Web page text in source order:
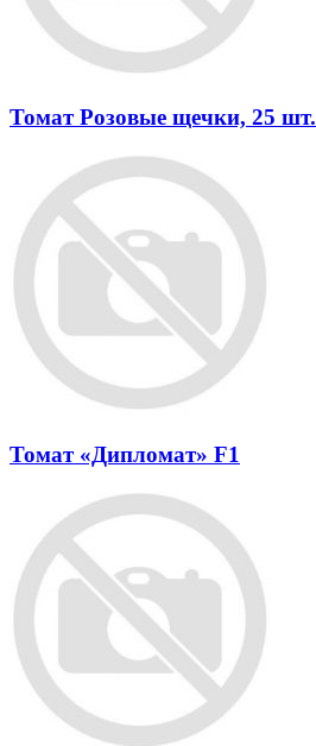
Томат Розовые щечки, 25 шт.
Томат «Дипломат» F1